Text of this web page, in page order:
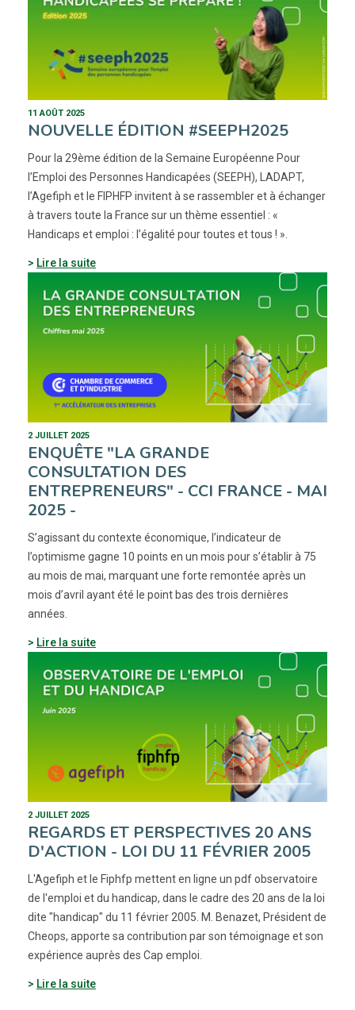
11 AOÛT 2025
NOUVELLE ÉDITION #SEEPH2025
Pour la 29ème édition de la Semaine Européenne Pour
l’Emploi des Personnes Handicapées (SEEPH), LADAPT,
l’Agefiph et le FIPHFP invitent à se rassembler et à échanger
à travers toute la France sur un thème essentiel : «
Handicaps et emploi : l’égalité pour toutes et tous ! ».
Lire la suite
2 JUILLET 2025
ENQUÊTE "LA GRANDE
CONSULTATION DES
ENTREPRENEURS" - CCI FRANCE - MAI
2025 -
S’agissant du contexte économique, l’indicateur de
l’optimisme gagne 10 points en un mois pour s’établir à 75
au mois de mai, marquant une forte remontée après un
mois d’avril ayant été le point bas des trois dernières
années.
Lire la suite
2 JUILLET 2025
REGARDS ET PERSPECTIVES 20 ANS
D'ACTION - LOI DU 11 FÉVRIER 2005
L'Agefiph et le Fiphfp mettent en ligne un pdf observatoire
de l'emploi et du handicap, dans le cadre des 20 ans de la loi
dite "handicap" du 11 février 2005. M. Benazet, Président de
Cheops, apporte sa contribution par son témoignage et son
expérience auprès des Cap emploi.
Lire la suite